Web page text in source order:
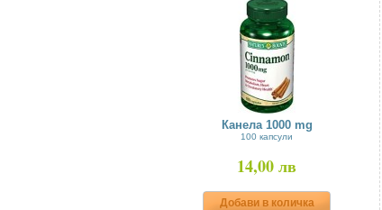
Канела 1000 mg
100 капсули
14,00 лв
Добави в количка